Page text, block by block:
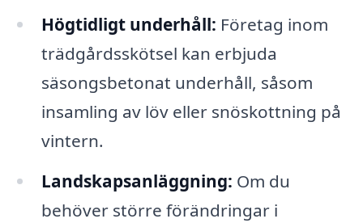
Högtidligt underhåll: Företag inom
trädgårdsskötsel kan erbjuda
säsongsbetonat underhåll, såsom
insamling av löv eller snöskottning på
vintern.
Landskapsanläggning: Om du
behöver större förändringar i